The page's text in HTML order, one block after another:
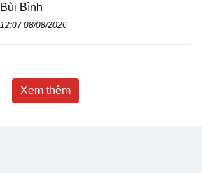
Bùi Bình
12:07 08/08/2026
Xem thêm